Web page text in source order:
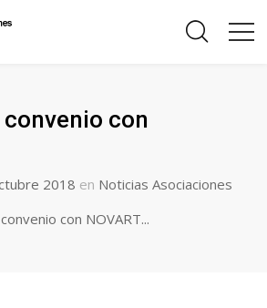
con
2018 en Noticias Asociaciones
con NOVART...